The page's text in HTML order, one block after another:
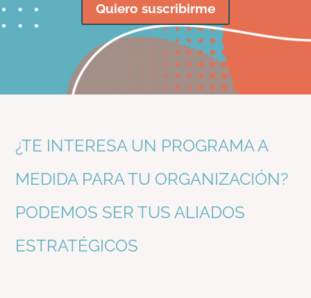
Quiero suscribirme
¿TE INTERESA UN PROGRAMA A
MEDIDA PARA TU ORGANIZACIÓN?
PODEMOS SER TUS ALIADOS
ESTRATÉGICOS